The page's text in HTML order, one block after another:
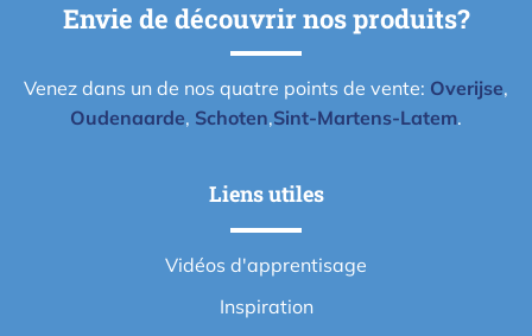
Envie de découvrir nos produits?
Venez dans un de nos quatre points de vente: Overijse,
Oudenaarde, Schoten,Sint-Martens-Latem.
Liens utiles
Vidéos d'apprentisage
Inspiration